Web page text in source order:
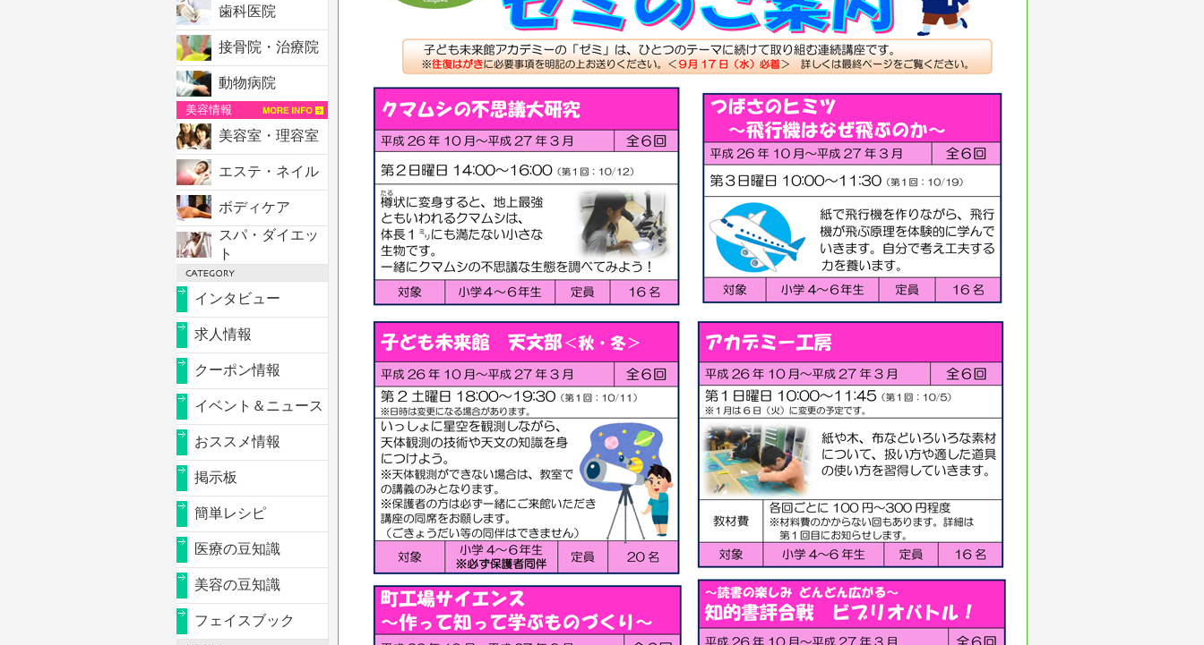
歯科医院
接骨院・治療院
動物病院
美容情報
美容室・理容室
エステ・ネイル
ボディケア
スパ・ダイエッ
ト
インタビュー
求人情報
クーポン情報
イベント＆ニュース
おススメ情報
掲示板
簡単レシピ
医療の豆知識
美容の豆知識
フェイスブック